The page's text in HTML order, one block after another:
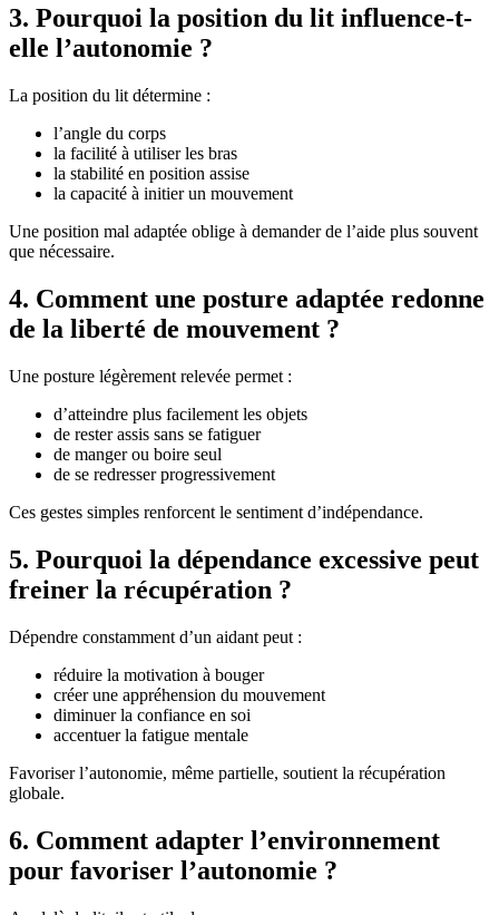
3. Pourquoi la position du lit influence-t-
elle l’autonomie ?
La position du lit détermine :
l’angle du corps
la facilité à utiliser les bras
la stabilité en position assise
la capacité à initier un mouvement
Une position mal adaptée oblige à demander de l’aide plus souvent
que nécessaire.
4. Comment une posture adaptée redonne
de la liberté de mouvement ?
Une posture légèrement relevée permet :
d’atteindre plus facilement les objets
de rester assis sans se fatiguer
de manger ou boire seul
de se redresser progressivement
Ces gestes simples renforcent le sentiment d’indépendance.
5. Pourquoi la dépendance excessive peut
freiner la récupération ?
Dépendre constamment d’un aidant peut :
réduire la motivation à bouger
créer une appréhension du mouvement
diminuer la confiance en soi
accentuer la fatigue mentale
Favoriser l’autonomie, même partielle, soutient la récupération
globale.
6. Comment adapter l’environnement
pour favoriser l’autonomie ?